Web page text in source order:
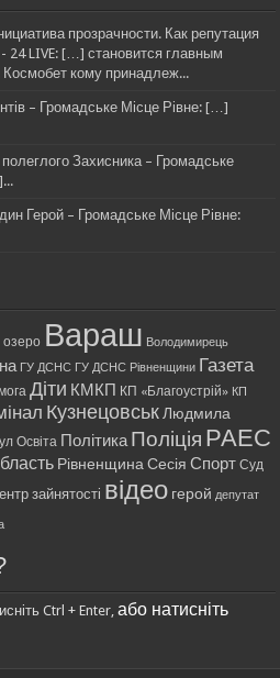
прозрачности. Как репутация
LIVE: […] становится главным
кому принадлеж...
– Громадське Місце Рівне: […]
Захисника – Громадське
Герой – Громадське Місце Рівне:
озеро Вараш Володимирець
ГУ ДСНС ГУ ДСНС Рівненщини Газета
Діти КМКП КП «Благоустрій» КП
Кузнецовськ Людмила
Освіта ПолітикаПоліція РАЕС
Рівненщина Сесія Спорт Суд
зайнятості відео герой депутат
Ctrl + Enter,або натисніть